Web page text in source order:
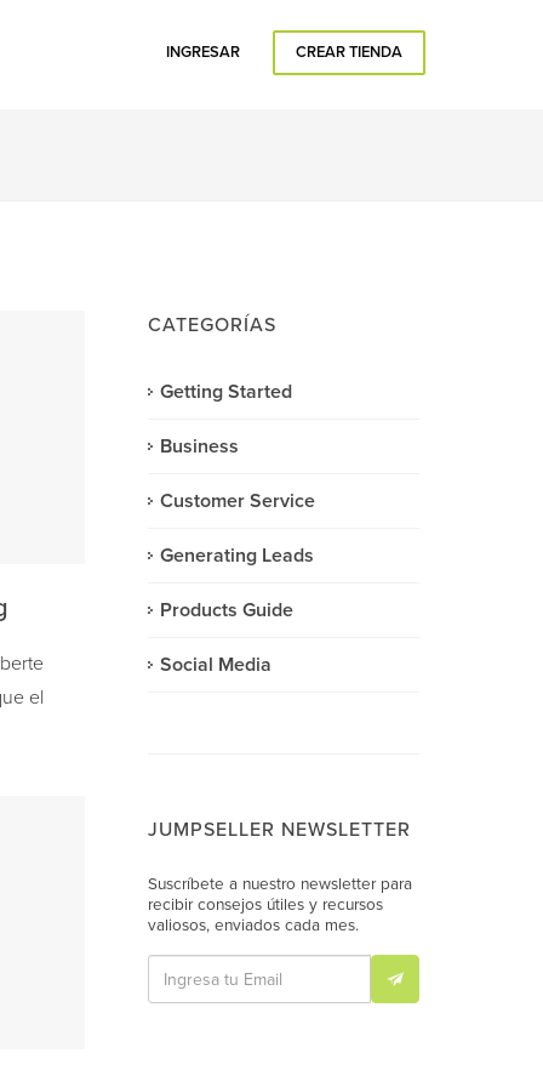
INGRESAR CREAR TIENDA
el
CATEGORÍAS
Getting Started
Business
Customer Service
Generating Leads
Products Guide
Social Media
JUMPSELLER NEWSLETTER
Suscríbete a nuestro newsletter para
recibir consejos útiles y recursos
valiosos, enviados cada mes.